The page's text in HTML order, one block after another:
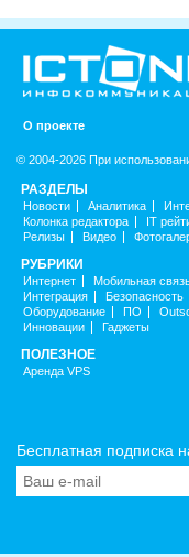
О проекте
© 2004-2026 При
РАЗДЕЛЫ
Новости Аналитика
Колонка редактора
IT
Релизы
Видео
РУБРИКИ
Интернет Мобильная
Интеграция
Безопасность
Оборудование
ПО
Инновации
Гаджеты
ПОЛЕЗНОЕ
Аренда VPS
Бесплатная подписка